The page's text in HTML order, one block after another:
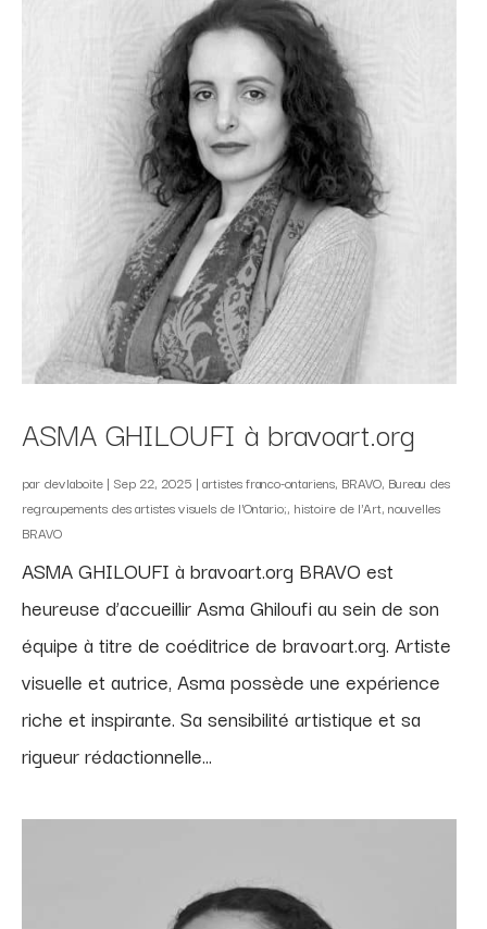
ASMA GHILOUFI à bravoart.org
par devlaboite | Sep 22, 2025 | artistes franco-ontariens, BRAVO, Bureau des
regroupements des artistes visuels de l'Ontario;, histoire de l'Art, nouvelles
BRAVO
ASMA GHILOUFI à bravoart.org BRAVO est
heureuse d’accueillir Asma Ghiloufi au sein de son
équipe à titre de coéditrice de bravoart.org. Artiste
visuelle et autrice, Asma possède une expérience
riche et inspirante. Sa sensibilité artistique et sa
rigueur rédactionnelle...